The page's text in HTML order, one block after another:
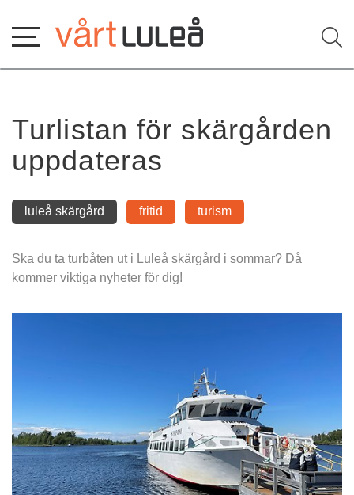
innehåll
Turlistan för skärgården
uppdateras
luleå skärgård fritid turism
Ska du ta turbåten ut i Luleå skärgård i sommar? Då
kommer viktiga nyheter för dig!